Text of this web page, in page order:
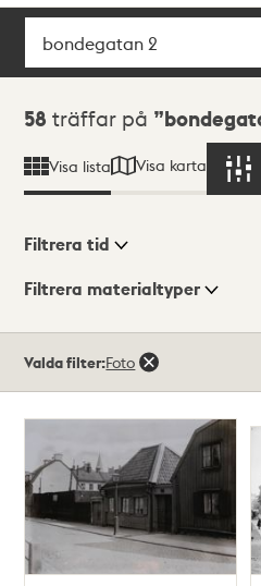
Sök
Sökresultat
58 träffar på
Visa lista Visa karta
Visningsläge
Filtrera tid
Filtrera materialtyper
träffar
Valda filter:Foto